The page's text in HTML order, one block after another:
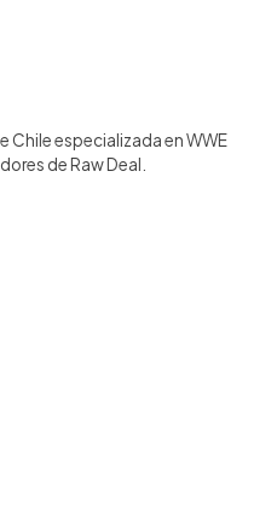
Chile especializada en WWE
de Raw Deal.